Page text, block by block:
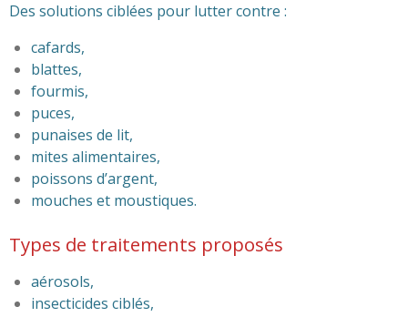
Des solutions ciblées pour lutter contre :
cafards,
blattes,
fourmis,
puces,
punaises de lit,
mites alimentaires,
poissons d’argent,
mouches et moustiques.
Types de traitements proposés
aérosols,
insecticides ciblés,